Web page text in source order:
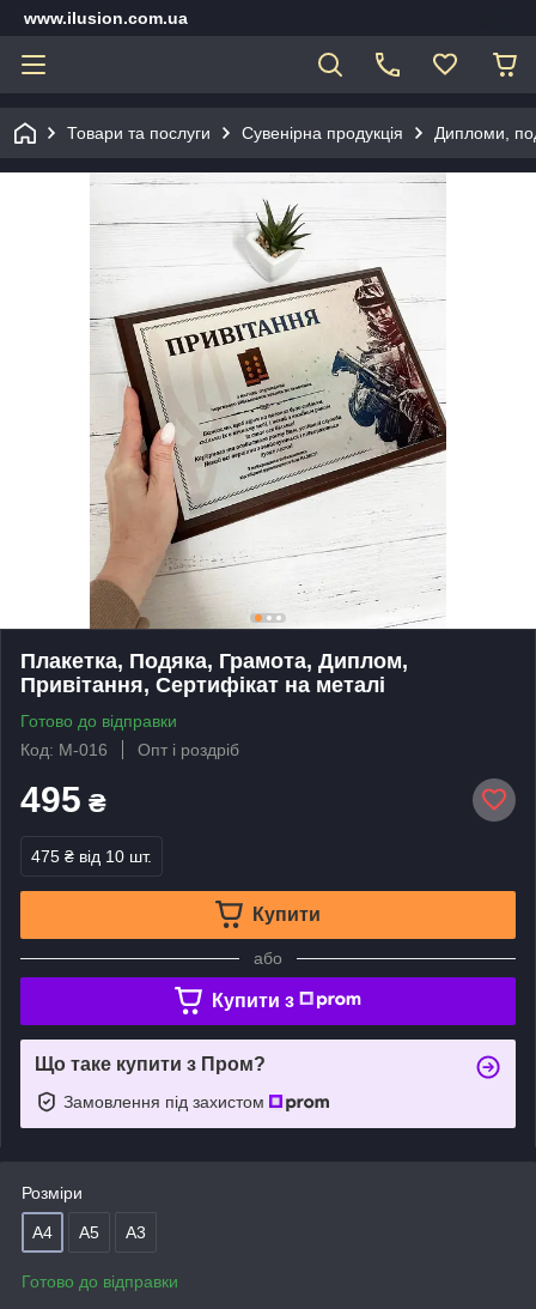
www.ilusion.com.ua
Товари та послуги Сувенірна продукція Дипломи,
Плакетка, Подяка, Грамота, Диплом,
Привітання, Сертифікат на металі
Готово до відправки
Код: М-016
Опт і роздріб
495 ₴
475 ₴ від 10 шт.
Купити
або
Купити з
Що таке купити з Пром?
Замовлення під захистом
Розміри
А4 А5 А3
Готово до відправки